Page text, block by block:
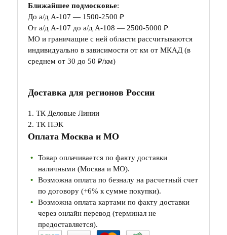
Ближайшее подмосковье:
До а/д А-107 — 1500-2500 ₽
От а/д А-107 до а/д А-108 — 2500-5000 ₽
МО и граничащие с ней области рассчитываются
индивидуально в зависимости от км от МКАД (в
среднем от 30 до 50 ₽/км)
Доставка для регионов России
1. ТК Деловые Линии
2. ТК ПЭК
Оплата Москва и МО
Товар оплачивается по факту доставки
наличными (Москва и МО).
Возможна оплата по безналу на расчетный счет
по договору (+6% к сумме покупки).
Возможна оплата картами по факту доставки
через онлайн перевод (терминал не
предоставляется).